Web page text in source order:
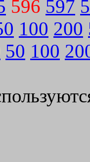
596 597
100 200
50 100